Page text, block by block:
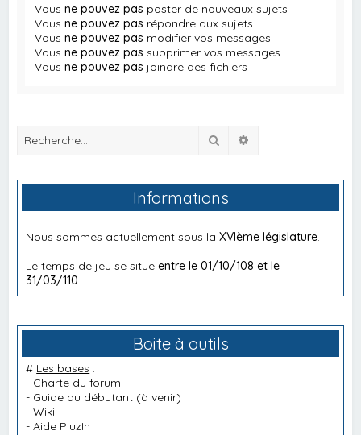
Vousne pouvez pas poster de nouveaux sujets
Vousne pouvez pas répondre aux sujets
Vousne pouvez pas modifier vos messages
Vousne pouvez pas supprimer vos messages
Vousne pouvez pas joindre des fichiers
Rechercher
Informations
Nous sommes actuellement sous laXVIème législature
Le temps de jeu se situeentre le 01/10/108 et le
31/03/110
Boite à outils
# Les bases :
- Charte du forum
- Guide du débutant (à venir)
-Wiki
-Aide PluzIn